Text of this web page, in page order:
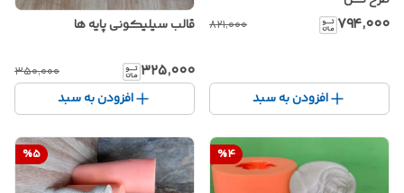
۷۹۴٬۰۰۰ ۸۲۱٬۰۰۰
افزودن به سبد
قالب سیلیکونی پایه ها
۳۲۵٬۰۰۰ ۳۵۰٬۰۰۰
افزودن به سبد
%4
%5